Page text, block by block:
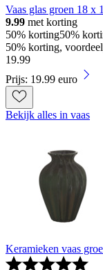
Vaas glas groen 18 x
9.99 met korting
50% korting50%
50% korting,
19.99
Prijs: 19.99 euro
Bekijk alles in vaas
Keramieken vaas